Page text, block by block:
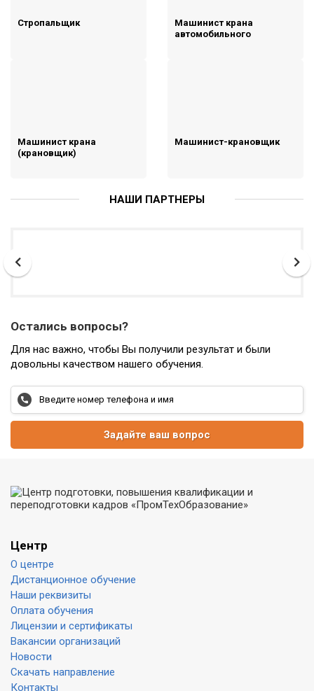
Стропальщик
Машинист крана
автомобильного
Машинист крана
(крановщик)
Машинист-крановщик
НАШИ ПАРТНЕРЫ
Остались вопросы?
Для нас важно, чтобы Вы получили результат и были
довольны качеством нашего обучения.
Задайте ваш вопрос
Центр
О центре
Дистанционное обучение
Наши реквизиты
Оплата обучения
Лицензии и сертификаты
Вакансии организаций
Новости
Скачать направление
Контакты